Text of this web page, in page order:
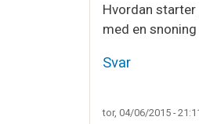
Hvordan
med en snoning
Svar
tor, 04/06/2015 -